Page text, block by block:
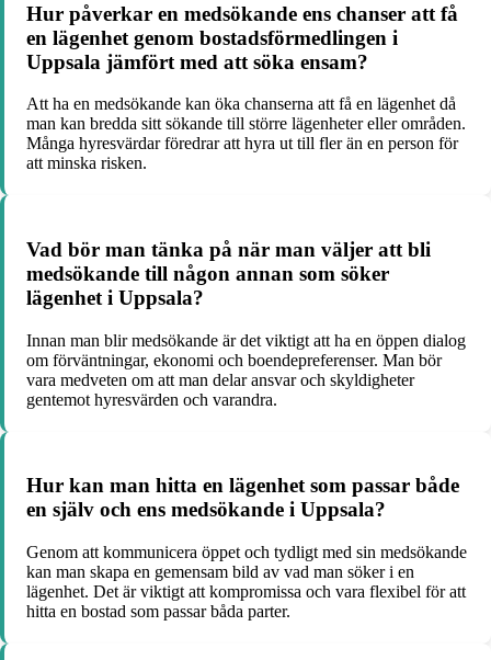
Hur påverkar en medsökande ens chanser att få
en lägenhet genom bostadsförmedlingen i
Uppsala jämfört med att söka ensam?
Att ha en medsökande kan öka chanserna att få en lägenhet då
man kan bredda sitt sökande till större lägenheter eller områden.
Många hyresvärdar föredrar att hyra ut till fler än en person för
att minska risken.
Vad bör man tänka på när man väljer att bli
medsökande till någon annan som söker
lägenhet i Uppsala?
Innan man blir medsökande är det viktigt att ha en öppen dialog
om förväntningar, ekonomi och boendepreferenser. Man bör
vara medveten om att man delar ansvar och skyldigheter
gentemot hyresvärden och varandra.
Hur kan man hitta en lägenhet som passar både
en själv och ens medsökande i Uppsala?
Genom att kommunicera öppet och tydligt med sin medsökande
kan man skapa en gemensam bild av vad man söker i en
lägenhet. Det är viktigt att kompromissa och vara flexibel för att
hitta en bostad som passar båda parter.